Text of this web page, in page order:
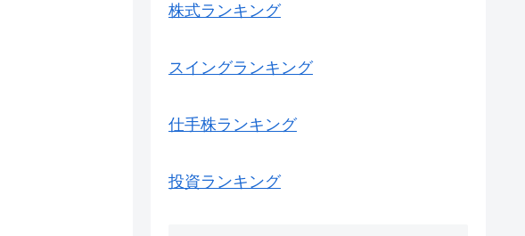
株式ランキング
スイングランキング
仕手株ランキング
投資ランキング